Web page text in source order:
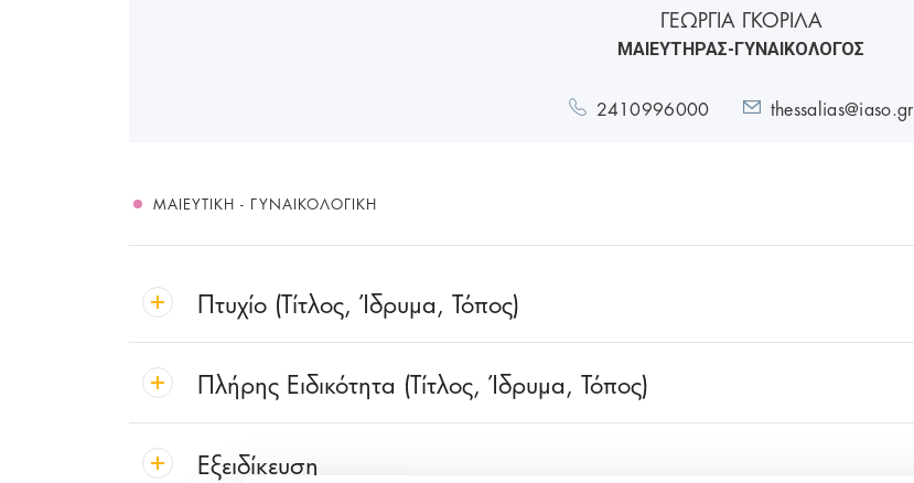
ΓΕΩΡΓΙΑ ΓΚΟΡΙΛΑ
ΜΑΙΕΥΤΗΡΑΣ-ΓΥΝΑΙΚΟΛΟΓΟΣ
2410996000 thessalias@iaso.gr
ΜΑΙΕΥΤΙΚΉ - ΓΥΝΑΙΚΟΛΟΓΙΚΉ
Πτυχίο (Τίτλος, Ίδρυμα, Τόπος)
Πλήρης Ειδικότητα (Τίτλος, Ίδρυμα, Τόπος)
Εξειδίκευση